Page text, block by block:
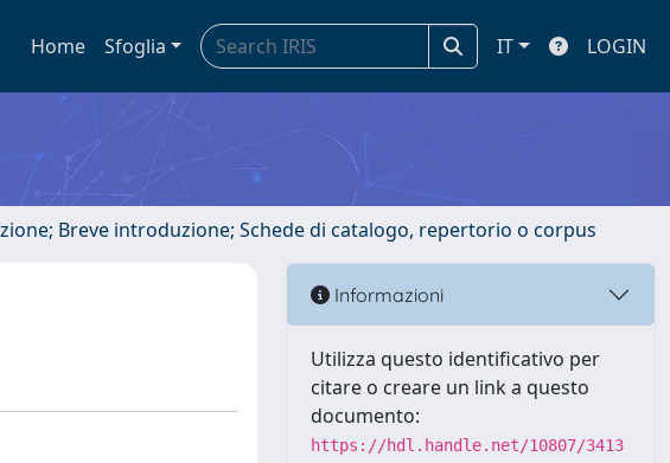
Home Sfoglia IT LOGIN
Breve introduzione; Schede di catalogo, repertorio o corpus
Informazioni
Utilizza questo identificativo per
citare o creare un link a questo
documento:
https://hdl.handle.net/10807/3413